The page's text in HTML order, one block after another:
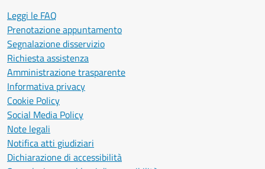
Leggi le FAQ
Prenotazione appuntamento
Segnalazione disservizio
Richiesta assistenza
Amministrazione trasparente
Informativa privacy
Cookie Policy
Social Media Policy
Note legali
Notifica atti giudiziari
Dichiarazione di accessibilità